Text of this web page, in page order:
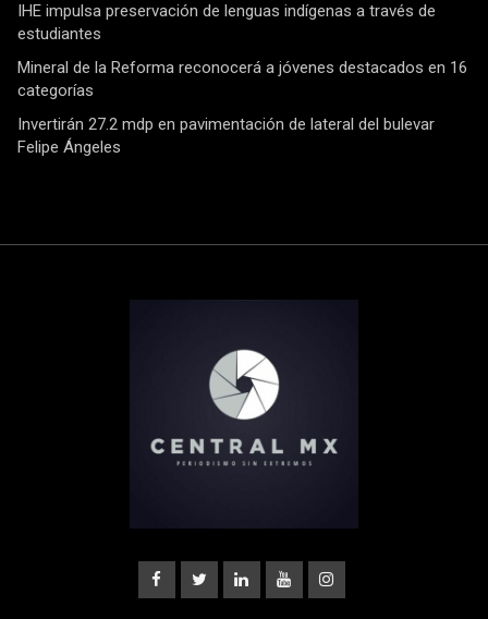
IHE impulsa preservación de lenguas indígenas a través de
estudiantes
Mineral de la Reforma reconocerá a jóvenes destacados en 16
categorías
Invertirán 27.2 mdp en pavimentación de lateral del bulevar
Felipe Ángeles